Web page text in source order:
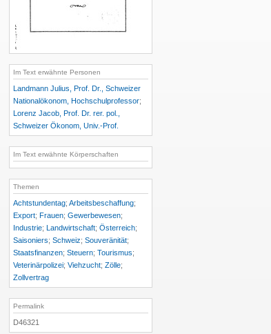
Im Text erwähnte Personen
Landmann Julius, Prof. Dr., Schweizer
Nationalökonom, Hochschulprofessor;
Lorenz Jacob, Prof. Dr. rer. pol.,
Schweizer Ökonom, Univ.-Prof.
Im Text erwähnte Körperschaften
Themen
Achtstundentag; Arbeitsbeschaffung;
Export; Frauen; Gewerbewesen;
Industrie; Landwirtschaft; Österreich;
Saisoniers; Schweiz; Souveränität;
Staatsfinanzen; Steuern; Tourismus;
Veterinärpolizei; Viehzucht; Zölle;
Zollvertrag
Permalink
D46321